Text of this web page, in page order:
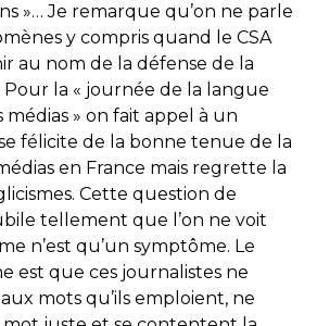
»… Je remarque qu’on ne parle
y compris quand le CSA
au nom de la défense de la
Pour la « journée de la langue
médias » on fait appel à un
félicite de la bonne tenue de la
en France mais regrette la
Cette question de
tellement que l’on ne voit
n’est qu’un symptôme. Le
est que ces journalistes ne
mots qu’ils emploient, ne